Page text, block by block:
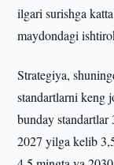
ilgari surishga
maydondagi
Strategiya,
standartlarni keng
bunday
2027 yilga kelib